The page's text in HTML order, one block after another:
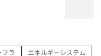
フラ エネルギーシステム